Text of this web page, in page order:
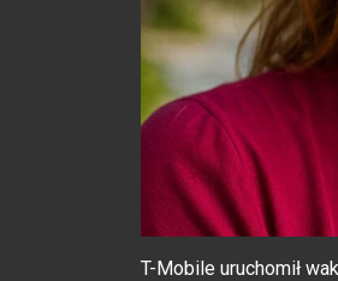
T-Mobile uruchomił